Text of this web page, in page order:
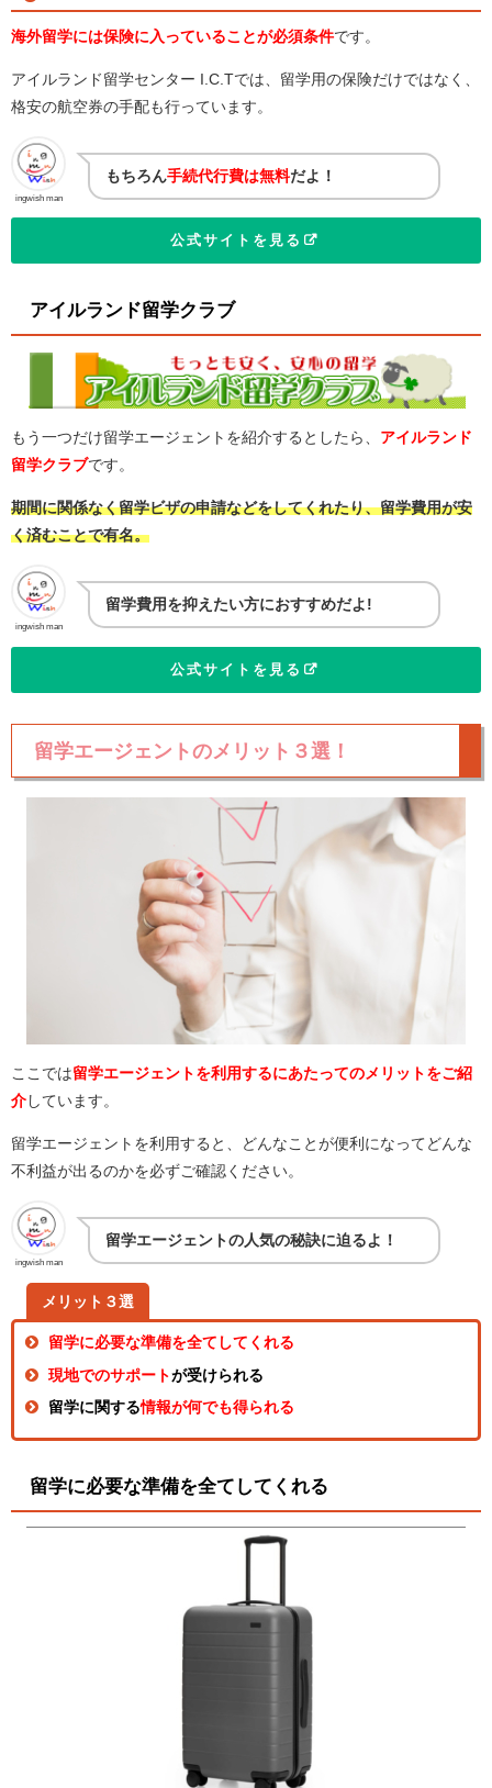
海外留学には保険に入っていることが必須条件です。
アイルランド留学センター I.C.Tでは、留学用の保険だけではなく、
格安の航空券の手配も行っています。
ingwish man
もちろん手続代行費は無料だよ！
公式サイトを見る
アイルランド留学クラブ
もう一つだけ留学エージェントを紹介するとしたら、 アイルランド
留学クラブです。
期間に関係なく留学ビザの申請などをしてくれたり、留学費用が安
く済むことで有名。
ingwish man
留学費用を抑えたい方におすすめだよ!
公式サイトを見る
留学エージェントのメリット３選！
ここでは留学エージェントを利用するにあたってのメリットをご紹
介 しています。
留学エージェントを利用すると、どんなことが便利になってどんな
不利益が出るのかを必ずご確認ください。
ingwish man
留学エージェントの人気の秘訣に迫るよ！
メリット３選
留学に必要な準備を全てしてくれる
現地でのサポートが受けられる
留学に関する情報が何でも得られる
留学に必要な準備を全てしてくれる